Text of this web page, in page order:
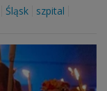
Śląsk
szpital